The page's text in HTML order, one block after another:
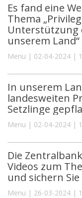
Es fand eine
Thema
Unterstützung
unserem
Menu | 02-04-2024 |
In unserem
landesweiten
Setzlinge
Menu | 02-04-2024 |
Die
Videos zum
und sichern
Menu | 26-03-2024 |